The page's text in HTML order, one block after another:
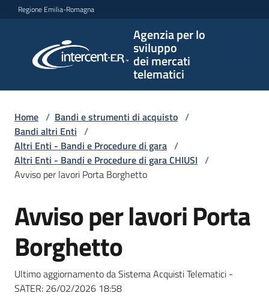
Vai al contenuto
Vai alla navigazione
Vai al footer
Regione Emilia-Romagna
Agenzia per lo
sviluppo
dei mercati
telematici
per lo
sviluppo
telematici
L'Agenzia
Bandi
strumenti
acquisto
Home / Bandi e strumenti di acquisto /
Bandi altri Enti /
Altri Enti - Bandi e Procedure di gara /
Altri Enti - Bandi e Procedure di gara CHIUSI /
Avviso per lavori Porta Borghetto
Salta al contenuto
Avviso per lavori Porta
Borghetto
Ultimo aggiornamento da Sistema Acquisti Telematici -
SATER: 26/02/2026 18:58